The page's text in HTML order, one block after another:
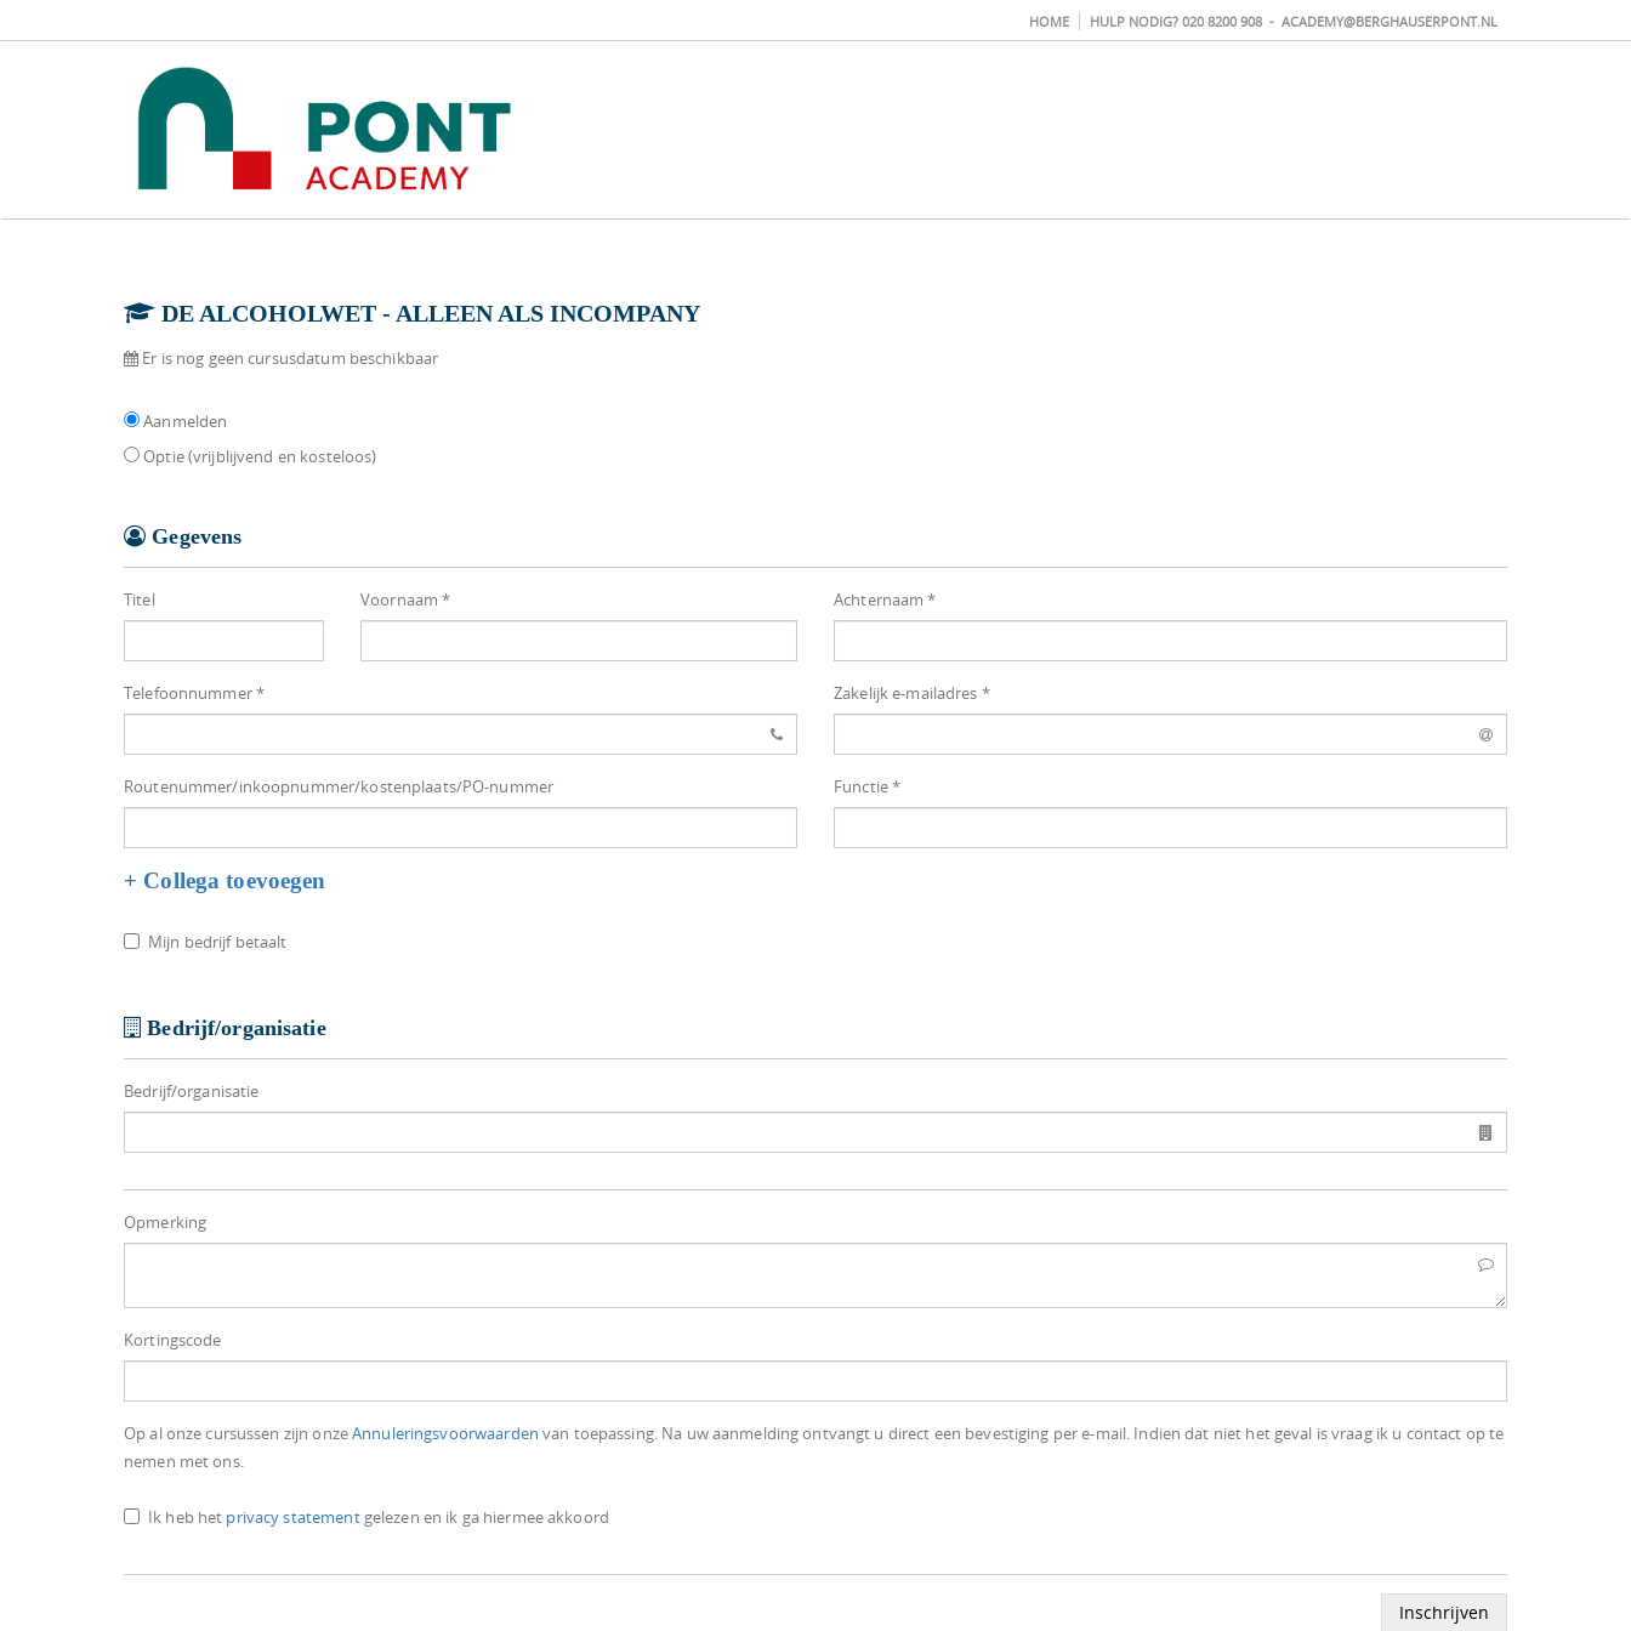
HOME HULP NODIG? 020 8200 908 - ACADEMY@BERGHAUSERPONT.NL
DE ALCOHOLWET - ALLEEN ALS INCOMPANY
Er is nog geen cursusdatum beschikbaar
Aanmelden
Optie (vrijblijvend en kosteloos)
Gegevens
Titel Voornaam * Achternaam *
Telefoonnummer * Zakelijk e-mailadres *
Routenummer/inkoopnummer/kostenplaats/PO-nummer Functie *
+ Collega toevoegen
Mijn bedrijf betaalt
Bedrijf/organisatie
Bedrijf/organisatie
Opmerking
Kortingscode
Op al onze cursussen zijn onzeAnnuleringsvoorwaarden van toepassing. Na uw aanmelding ontvangt u direct een bevestiging per e-mail. Indien dat niet het geval is vraag ik u contact op te
nemen met ons.
Ik heb het privacy statementgelezen en ik ga hiermee akkoord
Inschrijven